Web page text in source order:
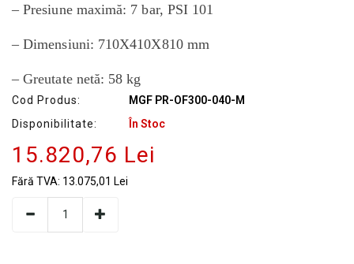
– Presiune maximă: 7 bar, PSI 101
– Dimensiuni: 710X410X810 mm
– Greutate netă: 58 kg
Cod Produs:
MGF PR-OF300-040-M
Disponibilitate:
În Stoc
15.820,76 Lei
Fără TVA: 13.075,01 Lei